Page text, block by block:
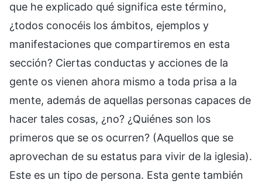
que he explicado qué significa este término,
¿todos conocéis los ámbitos, ejemplos y
manifestaciones que compartiremos en esta
sección? Ciertas conductas y acciones de la
gente os vienen ahora mismo a toda prisa a la
mente, además de aquellas personas capaces de
hacer tales cosas, ¿no? ¿Quiénes son los
primeros que se os ocurren? (Aquellos que se
aprovechan de su estatus para vivir de la iglesia).
Este es un tipo de persona. Esta gente también